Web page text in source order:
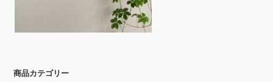
商品カテゴリー